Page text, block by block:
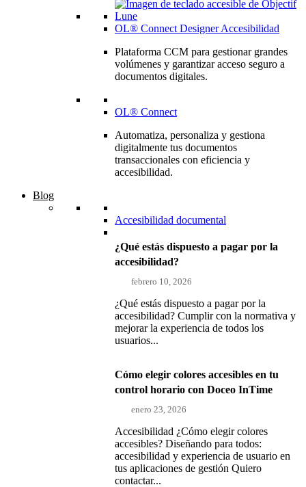
OL® Connect Designer Accesibilidad
Plataforma CCM para gestionar grandes
volúmenes y garantizar acceso seguro a
documentos digitales.
OL® Connect
Automatiza, personaliza y gestiona
digitalmente tus documentos
transaccionales con eficiencia y
accesibilidad.
Blog
Accesibilidad documental
¿Qué estás dispuesto a pagar por la
accesibilidad?
febrero 10, 2026
¿Qué estás dispuesto a pagar por la
accesibilidad? Cumplir con la normativa y
mejorar la experiencia de todos los
usuarios...
Cómo elegir colores accesibles en tu
control horario con Doceo InTime
enero 23, 2026
Accesibilidad ¿Cómo elegir colores
accesibles? Diseñando para todos:
accesibilidad y experiencia de usuario en
tus aplicaciones de gestión Quiero
contactar...